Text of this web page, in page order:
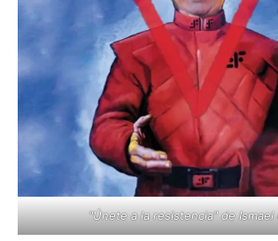
"Únete a la resistencia" de Ismael